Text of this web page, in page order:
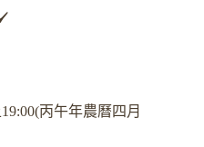
丙午年農曆四月